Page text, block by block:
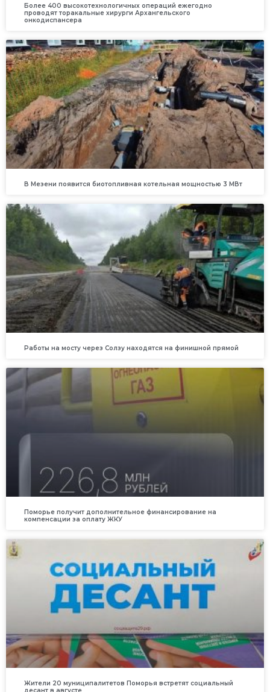
Более 400 высокотехнологичных операций ежегодно
проводят торакальные хирурги Архангельского
онкодиспансера
В Мезени появится биотопливная котельная мощностью 3 МВт
Работы на мосту через Солзу находятся на финишной прямой
Поморье получит дополнительное финансирование на
компенсации за оплату ЖКУ
Жители 20 муниципалитетов Поморья встретят социальный